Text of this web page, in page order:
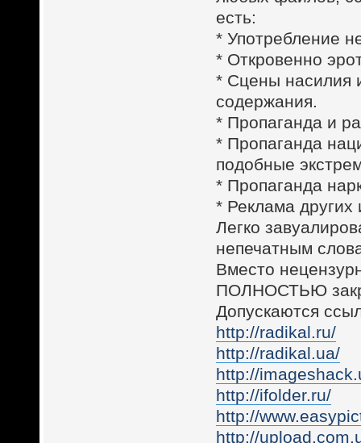
есть:
* Употребление
* Откровенно
* Сцены насилия
содержания.
* Пропаганда и
* Пропаганда
подобные
* Пропаганда
* Реклама других
Легко
непечатным
Вместо
ПОЛНОСТЬЮ
Допускаются
http://radikal.ru/
http://radikal.ua/
http://
http://ifolder.ru/
http://
http://